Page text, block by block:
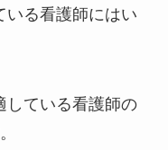
いる看護師にはい
している看護師の